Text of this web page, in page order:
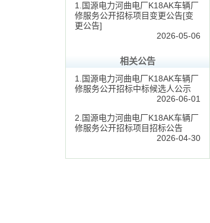
1.国源电力河曲电厂K18AK车辆厂
修服务公开招标项目变更公告[变
更公告]
2026-05-06
相关公告
1.国源电力河曲电厂K18AK车辆厂
修服务公开招标中标候选人公示
2026-06-01
2.国源电力河曲电厂K18AK车辆厂
修服务公开招标项目招标公告
2026-04-30